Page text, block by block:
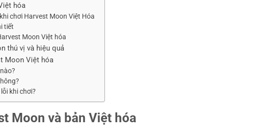
hóa
chơi Harvest Moon Việt Hóa
tiết
Moon Việt hóa
thú vị và hiệu quả
Moon Việt hóa
khi chơi?
Moon và bản Việt hóa